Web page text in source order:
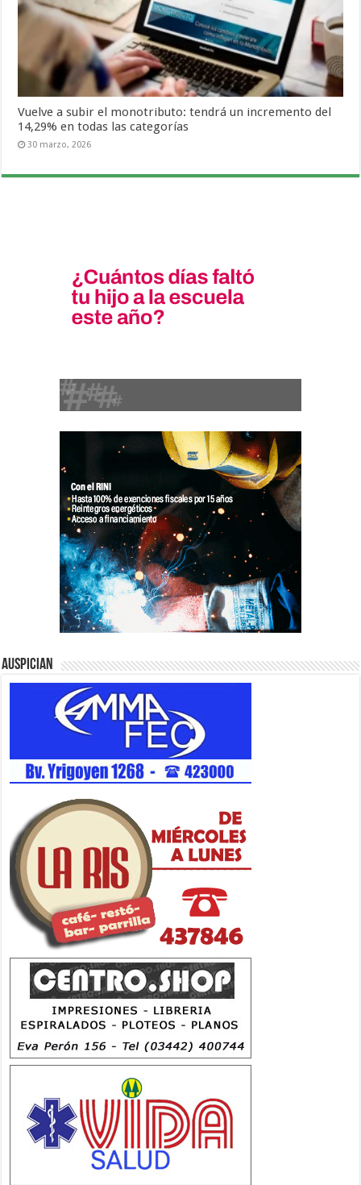
Vuelve a subir el monotributo: tendrá un incremento del
14,29% en todas las categorías
30 marzo, 2026
Auspician